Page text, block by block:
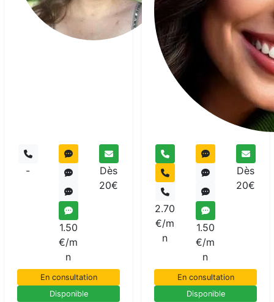
-
1.50
€/m
n
Dès
20€
En consultation
Disponible
2.70
€/m
n
1.50
€/m
n
Dès
20€
En consultation
Disponible